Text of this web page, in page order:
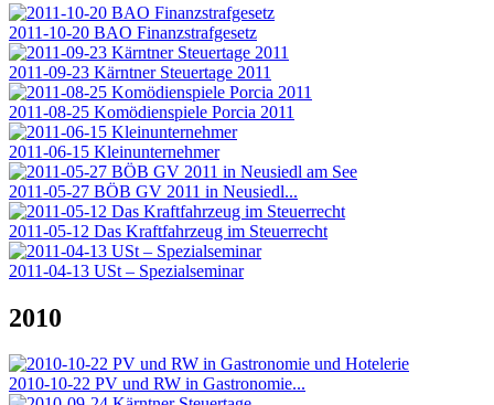
2011-10-20 BAO Finanzstrafgesetz
2011-09-23 Kärntner Steuertage 2011
2011-08-25 Komödienspiele Porcia 2011
2011-06-15 Kleinunternehmer
2011-05-27 BÖB GV 2011 in Neusiedl...
2011-05-12 Das Kraftfahrzeug im Steuerrecht
2011-04-13 USt – Spezialseminar
2010
2010-10-22 PV und RW in Gastronomie...